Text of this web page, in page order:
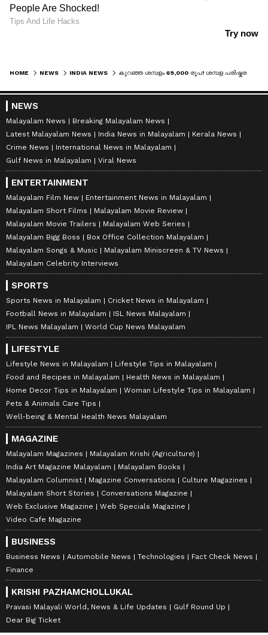
HOME NEWS INDIA NEWS കുറഞ്ഞ ശമ്പളം 69,000 രൂപ! ശമ്പള പരിഷ്കരണത്തിൽ നിർണായക നീക്കം; എട്ടാം ശമ്പള കമ്മീഷൻ അന്തിമ സമയപരിധി വീണ്ടും നീട്ടി
NEWS
Malayalam News
Breaking Malayalam News
Latest Malayalam News
India News in Malayalam
Kerala News
Crime News
International News in Malayalam
Gulf News in Malayalam
Viral News
ENTERTAINMENT
Malayalam Film New
Entertainment News in Malayalam
Malayalam Short Films
Malayalam Movie Review
Malayalam Movie Trailers
Malayalam Web Series
Malayalam Bigg Boss
Box Office Collection Malayalam
Malayalam Songs & Music
Malayalam Miniscreen & TV News
Malayalam Celebrity Interviews
SPORTS
Sports News in Malayalam
Cricket News in Malayalam
Football News in Malayalam
ISL News Malayalam
IPL News Malayalam
World Cup News Malayalam
LIFESTYLE
Lifestyle News in Malayalam
Lifestyle Tips in Malayalam
Food and Recipes in Malayalam
Health News in Malayalam
Home Decor Tips in Malayalam
Woman Lifestyle Tips in Malayalam
Pets & Animals Care Tips
Well-being & Mental Health News Malayalam
MAGAZINE
Malayalam Magazines
Malayalam Krishi (Agriculture)
India Art Magazine Malayalam
Malayalam Books
Malayalam Columnist
Magazine Conversations
Culture Magazines
Malayalam Short Stories
Conversations Magazine
Web Exclusive Magazine
Web Specials Magazine
Video Cafe Magazine
BUSINESS
Business News Automobile News Technologies
Fact Check News
Finance
KRISHI PAZHAMCHOLLUKAL
Pravasi Malayali World, News & Life Updates
Gulf Round Up
Dear Big Ticket